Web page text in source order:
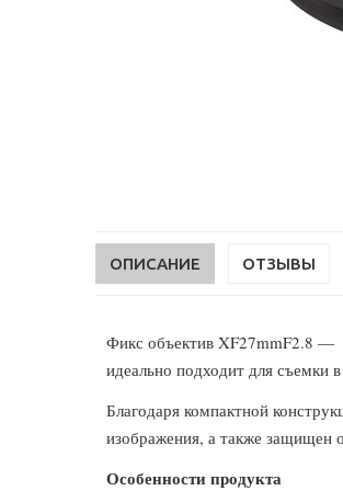
ОПИСАНИЕ ОТЗЫВЫ
Фикс объектив XF27mmF2.8 —
идеально подходит для съемки
Благодаря компактной
изображения, а также защищен
Особенности продукта